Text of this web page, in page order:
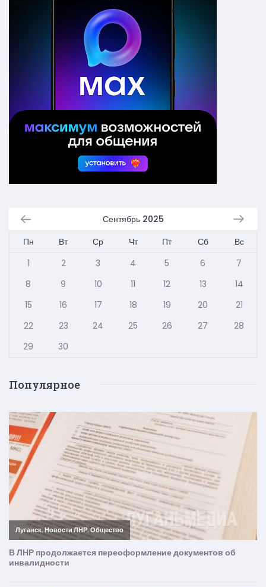
Сентябрь 2025
Пн
Вт Ср Чт Пт Сб
Вс
1
2 3 4 5 6
7
8
9 10 11 12 13
14
15
16 17 18 19 20
21
22
23 24 25 26 27
28
29
30
Популярное